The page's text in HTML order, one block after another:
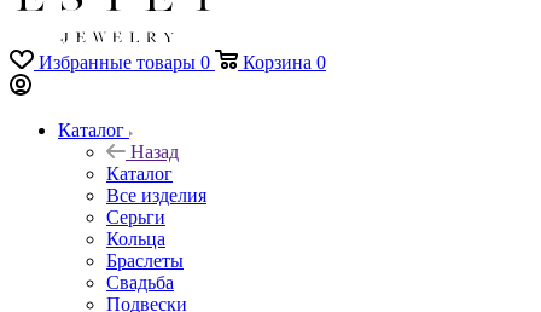
Избранные товары 0 Корзина 0
Каталог
Назад
Каталог
Все изделия
Серьги
Кольца
Браслеты
Свадьба
Подвески